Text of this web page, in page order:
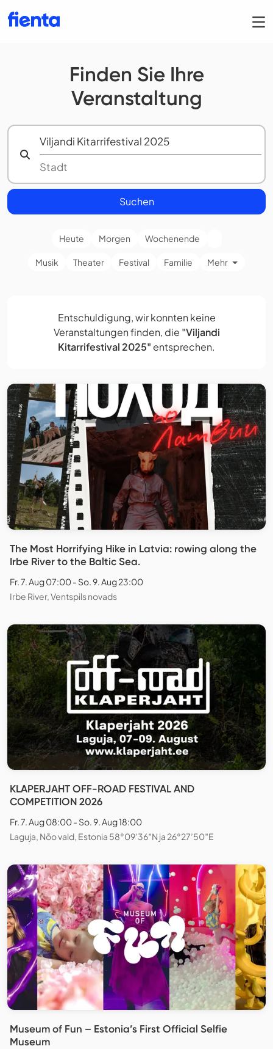
Finden Sie Ihre
Veranstaltung
Suchen
Heute Morgen Wochenende
Musik Theater Festival Familie Mehr
Entschuldigung, wir konnten keine
Veranstaltungen finden, die "Viljandi
Kitarrifestival 2025" entsprechen.
The Most Horrifying Hike in Latvia: rowing along the
Irbe River to the Baltic Sea.
Fr. 7. Aug 07:00 - So. 9. Aug 23:00
Irbe River, Ventspils novads
KLAPERJAHT OFF-ROAD FESTIVAL AND
COMPETITION 2026
Fr. 7. Aug 08:00 - So. 9. Aug 18:00
Laguja, Nõo vald, Estonia 58°09’36″N ja 26°27’50″E
Museum of Fun – Estonia’s First Official Selfie
Museum